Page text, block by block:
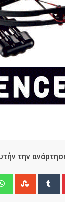
την
Whatsapp